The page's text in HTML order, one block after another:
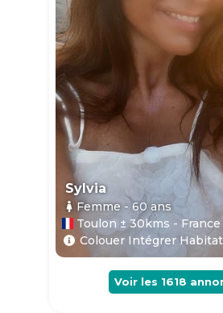
Sylvia
Femme - 60ans
Toulon ± 30kms - France
Colouer Intégrer
Voir les 1618